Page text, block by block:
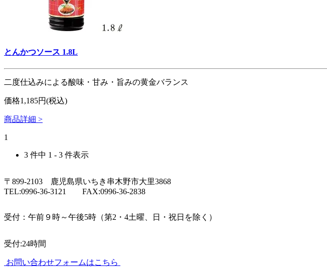
とんかつソース 1.8L
二度仕込みによる酸味・甘み・旨みの黄金バランス
価格1,185円(税込)
商品詳細 >
1
3 件中 1 - 3 件表示
〒899-2103 鹿児島県いちき串木野市大里3868
TEL:0996-36-3121 FAX:0996-36-2838
受付：午前９時～午後5時（第2・4土曜、日・祝日を除く）
受付:24時間
お問い合わせフォームはこちら